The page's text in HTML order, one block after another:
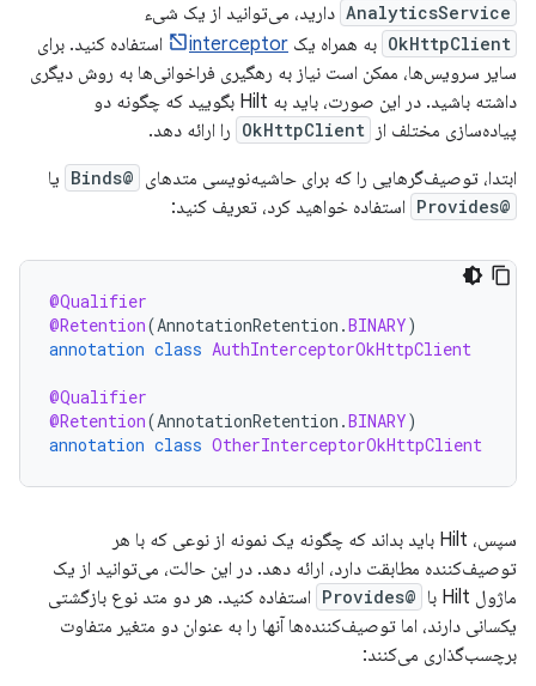
AnalyticsService دارید، می‌توانید از یک شیء
OkHttpClient به همراه یک interceptor
استفاده کنید. برای
سایر سرویس‌ها، ممکن است نیاز به رهگیری فراخوانی‌ها به روش دیگری
داشته باشید. در این صورت، باید به Hilt بگویید که چگونه دو
پیاده‌سازی مختلف از OkHttpClient را ارائه دهد.
ابتدا، توصیف‌گرهایی را که برای حاشیه‌نویسی متدهای @Binds یا
@Provides استفاده خواهید کرد، تعریف کنید:
@Qualifier
@Retention(AnnotationRetention .BINARY)
annotation class AuthInterceptorOkHttpClient
@Qualifier
@Retention(AnnotationRetention .BINARY)
annotation class OtherInterceptorOkHttpClient
سپس، Hilt باید بداند که چگونه یک نمونه از نوعی که با هر
توصیف‌کننده مطابقت دارد، ارائه دهد. در این حالت، می‌توانید از یک
ماژول Hilt با
@Provides
استفاده کنید. هر دو متد نوع بازگشتی
یکسانی دارند، اما توصیف‌کننده‌ها آنها را به عنوان دو متغیر متفاوت
برچسب‌گذاری می‌کنند: